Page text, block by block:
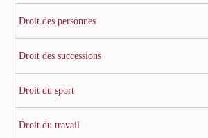
Droit des personnes
Droit des successions
Droit du sport
Droit du travail